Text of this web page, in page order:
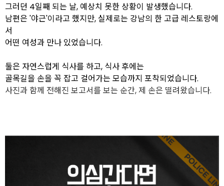
그러던 4일째 되는 날, 예상치 못한 상황이 발생했습니다.
남편은 '야근'이라고 했지만, 실제로는 강남의 한 고급 레스토랑에
서
어떤 여성과 만나 있었습니다.
둘은 자연스럽게 식사를 하고, 식사 후에는
골목길을 손을 꼭 잡고 걸어가는 모습까지 포착되었습니다.
사진과 함께 전해진 보고서를 보는 순간, 제 손은 떨려왔습니다.